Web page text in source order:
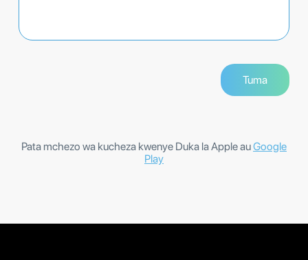
Pata mchezo wa kucheza kwenye Duka la Apple auGoogle
Play